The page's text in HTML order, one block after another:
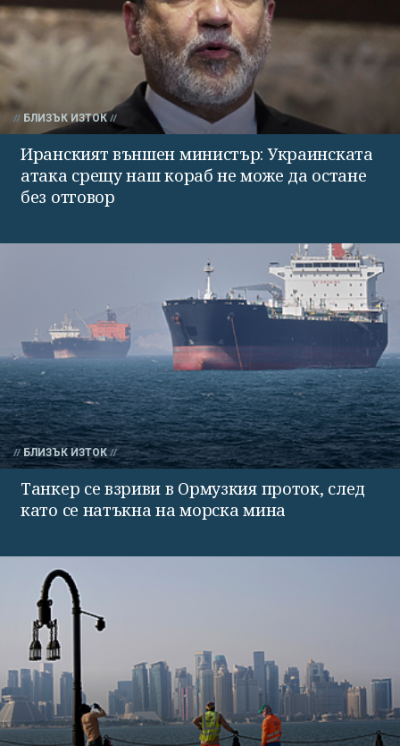
БЛИЗЪК ИЗТОК
Иранският външен министър: Украинската
атака срещу наш кораб не може да остане
без отговор
БЛИЗЪК ИЗТОК
Танкер се взриви в Ормузкия проток, след
като се натъкна на морска мина